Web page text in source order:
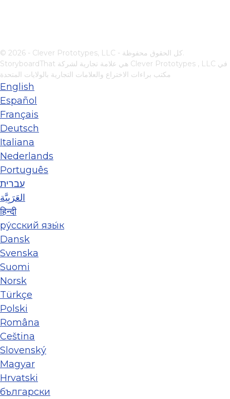
© 2026 - Clever Prototypes, LLC - كل الحقوق محفوظة.
Clever Prototypes , LLC
مكتب براءات الاختراع والعلامات التجارية بالولايات المتحدة
English
Español
Français
Deutsch
Italiana
Nederlands
Português
עברית
العَرَبِيَّة
हिन्दी
ру́сский язы́к
Dansk
Svenska
Suomi
Norsk
Türkçe
Polski
Româna
Ceština
Slovenský
Magyar
Hrvatski
български